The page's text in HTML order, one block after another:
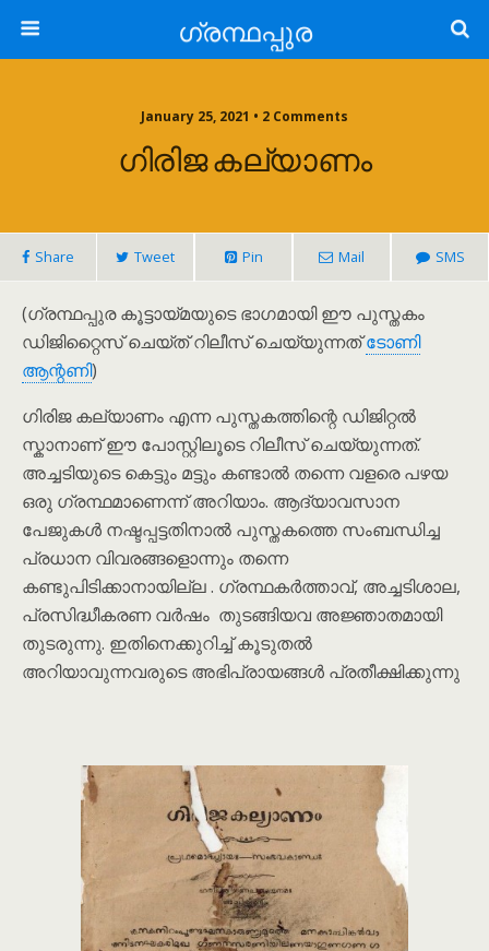
ഗ്രന്ഥപ്പുര
January 25, 2021 • 2 Comments
ഗിരിജ കല്യാണം
Share Tweet Pin Mail SMS
(ഗ്രന്ഥപ്പുര കൂട്ടായ്മയുടെ ഭാഗമായി ഈ പുസ്തകം
ഡിജിറ്റൈസ് ചെയ്ത് റിലീസ് ചെയ്യുന്നത്ടോണി
ആന്റണി)
ഗിരിജ കല്യാണം എന്ന പുസ്തകത്തിന്റെ ഡിജിറ്റല്‍
സ്കാനാണ് ഈ പോസ്റ്റിലൂടെ റിലീസ് ചെയ്യുന്നത്.
അച്ചടിയുടെ കെട്ടും മട്ടും കണ്ടാല്‍ തന്നെ വളരെ പഴയ
ഒരു ഗ്രന്ഥമാണെന്ന് അറിയാം. ആദ്യാവസാന
പേജുകള്‍ നഷ്ടപ്പട്ടതിനാല്‍ പുസ്തകത്തെ സംബന്ധിച്ച
പ്രധാന വിവരങ്ങളൊന്നും തന്നെ
കണ്ടുപിടിക്കാനായില്ല . ഗ്രന്ഥകര്‍ത്താവ്, അച്ചടിശാല,
പ്രസിദ്ധീകരണ വര്‍ഷം തുടങ്ങിയവ അജ്ഞാതമായി
തുടരുന്നു. ഇതിനെക്കുറിച്ച് കൂടുതല്‍
അറിയാവുന്നവരുടെ അഭിപ്രായങ്ങള്‍ പ്രതീക്ഷിക്കുന്നു